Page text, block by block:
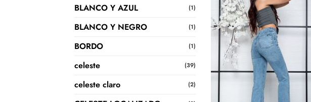
BLANCO Y AZUL (1)
BLANCO Y NEGRO (1)
BORDO (1)
celeste (39)
celeste claro (2)